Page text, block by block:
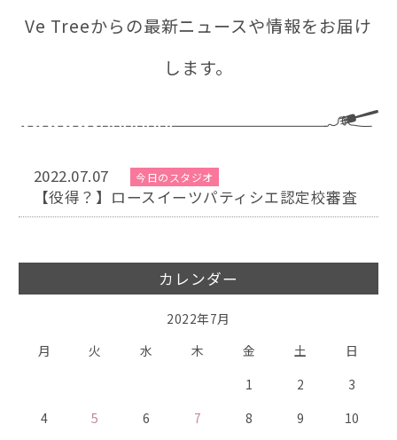
Ve Treeからの最新ニュースや情報をお届け
します。
2022.07.07 今日のスタジオ
【役得？】ロースイーツパティシエ認定校審査
カレンダー
2022年7月
月
火 水 木 金 土 日
1 2
3
4
5 6 7 8 9
10